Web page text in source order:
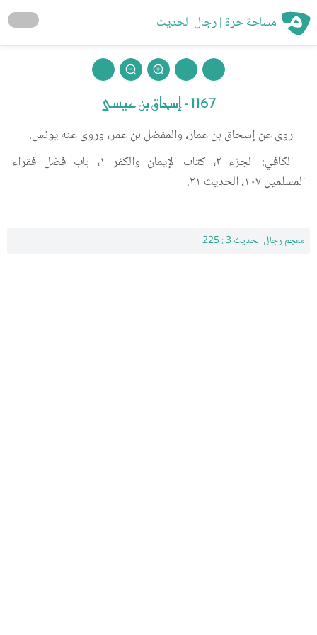
مساحة حرة | رجال الحديث
1167 - إسحاق بن عيسى
روى عن إسحاق بن عمار، والمفضل بن عمر، وروى عنه يونس.
الكافي: الجزء ٢، كتاب الإيمان والكفر ١، باب فضل فقراء
المسلمين ١٠٧، الحديث ٢١.
معجم رجال الحديث 3 : 225